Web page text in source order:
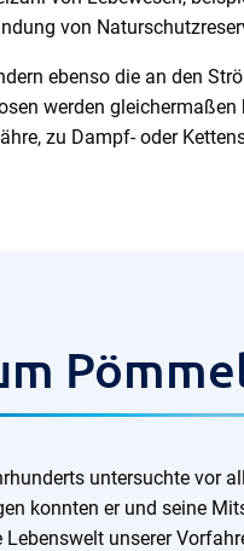
von
ebenso die an den
werden
zu Dampf- oder
untersuchte vor
konnten er und seine
unserer